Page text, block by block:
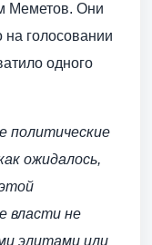
Меметов. Они
голосовании
одного
политические
ожидалось,
власти не
элитами или